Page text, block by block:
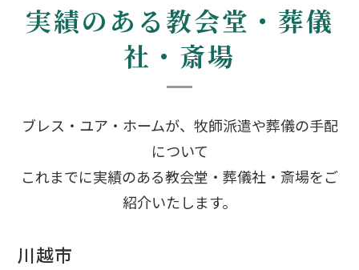
実績のある教会堂・葬儀
社・斎場
ブレス・ユア・ホームが、牧師派遣や葬儀の手配
について
これまでに実績のある教会堂・葬儀社・斎場をご
紹介いたします。
川越市